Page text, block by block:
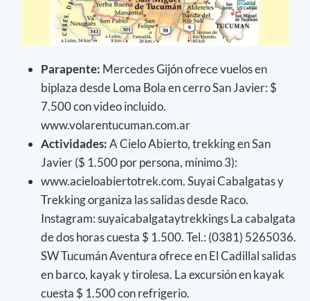
Parapente: Mercedes Gijón ofrece vuelos en
biplaza desde Loma Bola en cerro San Javier: $
7.500 con video incluido.
www.volarentucuman.com.ar
Actividades:A Cielo Abierto, trekking en San
Javier ($ 1.500 por persona, mínimo 3):
www.acieloabiertotrek.com. Suyai Cabalgatas y
Trekking organiza las salidas desde Raco.
Instagram: suyaicabalgataytrekkings La cabalgata
de dos horas cuesta $ 1.500. Tel.: (0381) 5265036.
SW Tucumán Aventura ofrece en El Cadillal salidas
en barco, kayak y tirolesa. La excursión en kayak
cuesta $ 1.500 con refrigerio.